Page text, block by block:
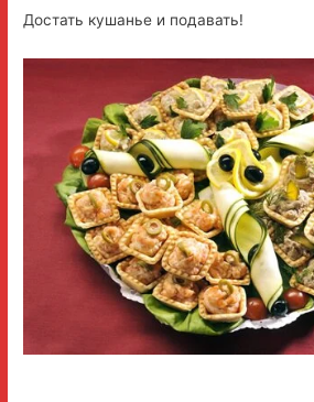
Достать кушанье и подавать!